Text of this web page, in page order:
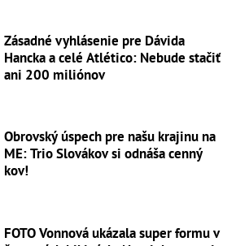
Zásadné vyhlásenie pre Dávida
Hancka a celé Atlético: Nebude stačiť
ani 200 miliónov
Obrovský úspech pre našu krajinu na
ME: Trio Slovákov si odnáša cenný
kov!
FOTO Vonnová ukázala super formu v